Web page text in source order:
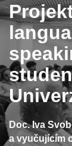
Doc. Iva
a vyučujícím